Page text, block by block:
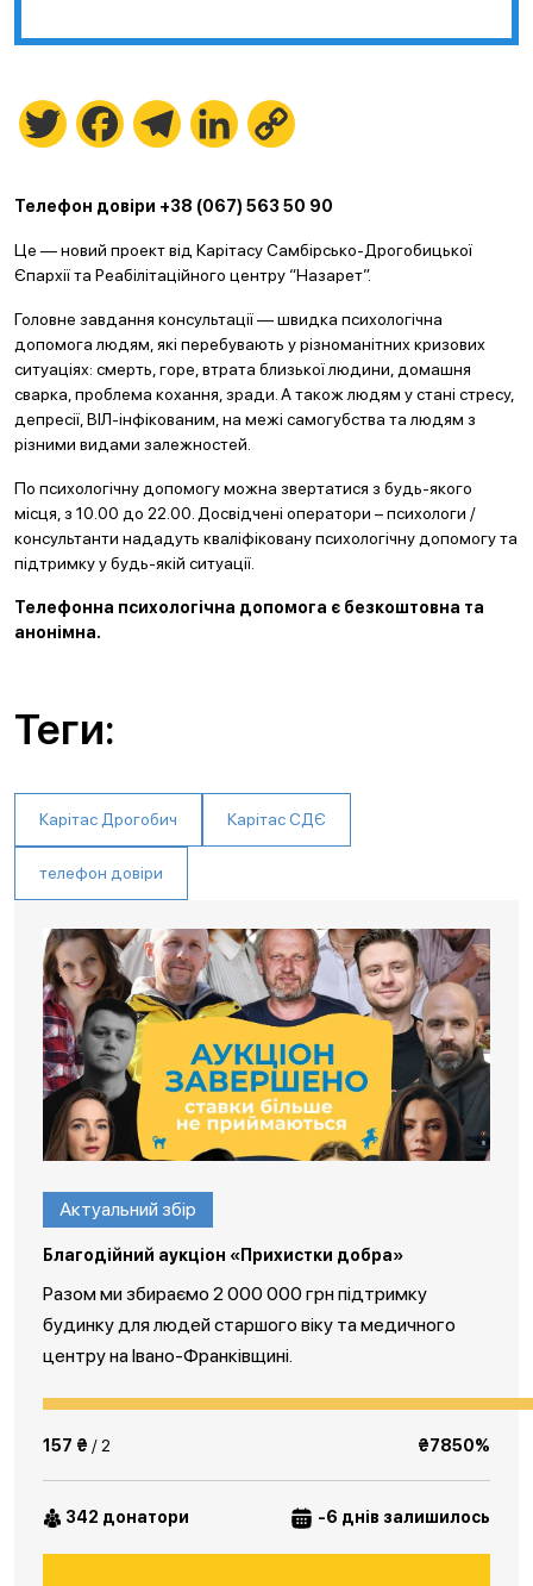
Twitter FacebookTelegramLinkedIn
Телефон довіри +38 (067) 563 50 90
Це — новий проект від Карітасу Самбірсько-Дрогобицької
Єпархії та Реабілітаційного центру “Назарет”.
Головне завдання консультації — швидка психологічна
допомога людям, які перебувають у різноманітних кризових
ситуаціях: смерть, горе, втрата близької людини, домашня
сварка, проблема кохання, зради. А також людям у стані стресу,
депресії, ВІЛ-інфікованим, на межі самогубства та людям з
різними видами залежностей.
По психологічну допомогу можна звертатися з будь-якого
місця, з 10.00 до 22.00. Досвідчені оператори – психологи /
консультанти нададуть кваліфіковану психологічну допомогу та
підтримку у будь-якій ситуації.
Телефонна психологічна допомога є безкоштовна та
анонімна.
Теги:
Карітас Дрогобич Карітас СДЄ
телефон довіри
Актуальний збір
Благодійний аукціон «Прихистки добра»
Разом ми збираємо 2 000 000 грн підтримку
будинку для людей старшого віку та медичного
центру на Івано-Франківщині.
157 ₴ / 2 ₴7850%
342 донатори -6 днів залишилось